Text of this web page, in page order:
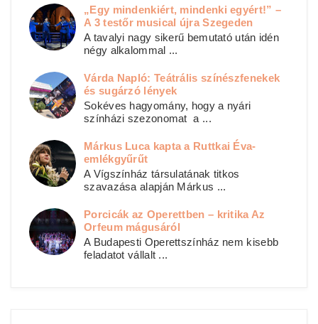
„Egy mindenkiért, mindenki egyért!” –
A 3 testőr musical újra Szegeden
A tavalyi nagy sikerű bemutató után idén
négy alkalommal ...
Várda Napló: Teátrális színészfenekek
és sugárzó lények
Sokéves hagyomány, hogy a nyári
színházi szezonomat a ...
Márkus Luca kapta a Ruttkai Éva-
emlékgyűrűt
A Vígszínház társulatának titkos
szavazása alapján Márkus ...
Porcicák az Operettben – kritika Az
Orfeum mágusáról
A Budapesti Operettszínház nem kisebb
feladatot vállalt ...